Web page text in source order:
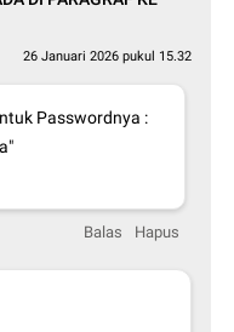
26 Januari 2026 pukul 15.32
Passwordnya :
Balas Hapus